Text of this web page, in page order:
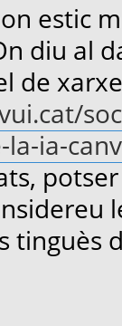
estic
diu al
de
ia-
tinguès